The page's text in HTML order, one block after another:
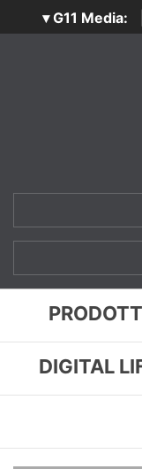
▾ G11 Media:
SecurityOpenLab
DIGITAL